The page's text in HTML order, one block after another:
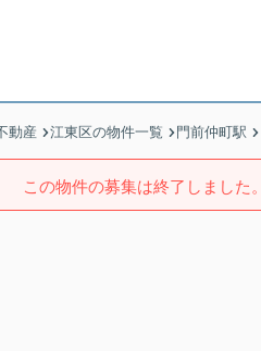
動産 江東区の物件一覧 門前仲町駅
この物件の募集は終了しました。